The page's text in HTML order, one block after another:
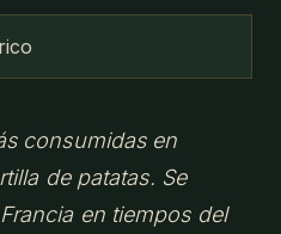
consumidas en
de patatas. Se
en tiempos del